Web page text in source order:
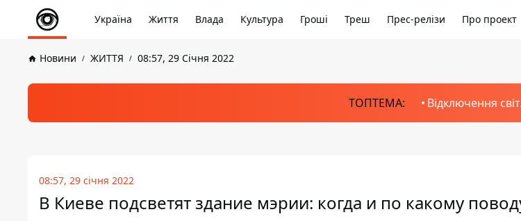
Україна Життя Влада Культура Гроші Треш Прес-релізи Про проект
Новини ЖИТТЯ 08:57, 29 Січня 2022
ТОПТЕМА: Відключення
08:57, 29 січня 2022
В Киеве подсветят здание мэрии: когда и по какому